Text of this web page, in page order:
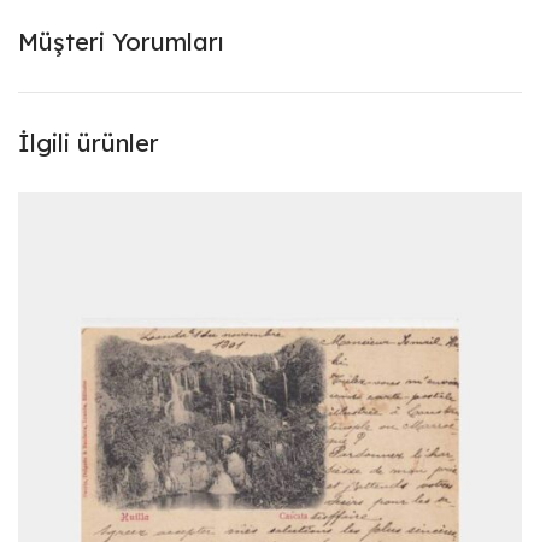
Müşteri Yorumları
İlgili ürünler